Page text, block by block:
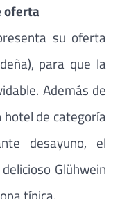
oferta
su oferta
para que la
Además de
hotel de categoría
desayuno, el
Glühwein